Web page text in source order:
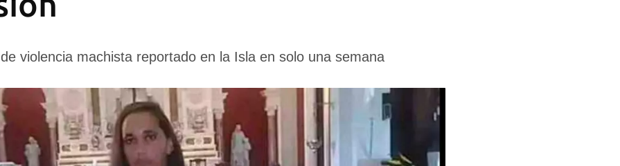
violencia machista reportado en la Isla en solo una semana